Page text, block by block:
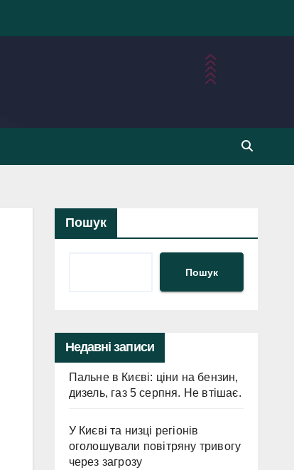
Пошук
Пошук
Недавні записи
Пальне в Києві: ціни на бензин,
дизель, газ 5 серпня. Не втішає.
У Києві та низці регіонів
оголошували повітряну тривогу
через загрозу